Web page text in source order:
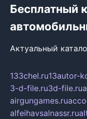
Бесплатный
Актуальный
133chel.ru13autor-
3-d-file.ru3d-file.ru
airgungames.ru
alfeihavsalnassr.ru